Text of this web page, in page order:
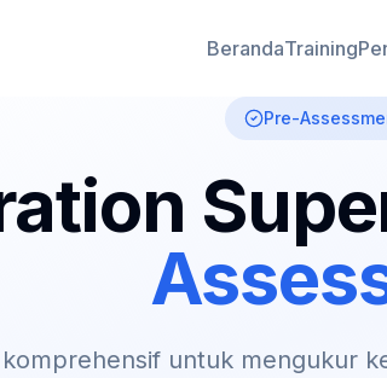
BerandaTraining
Pre-
komprehensif untuk mengukur